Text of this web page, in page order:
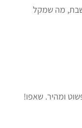
מה שמקל
ומהיר. שאפו!